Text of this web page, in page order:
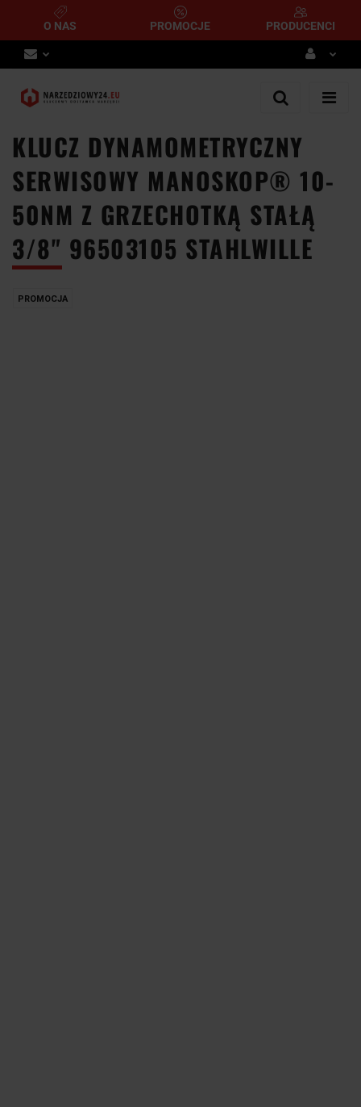
O NAS PROMOCJE PRODUCENCI
Zaloguj się
Dodaj zgłoszenie
KLUCZ DYNAMOMETRYCZNY
SERWISOWY MANOSKOP® 10-
50NM Z GRZECHOTKĄ STAŁĄ
3/8" 96503105 STAHLWILLE
PROMOCJA